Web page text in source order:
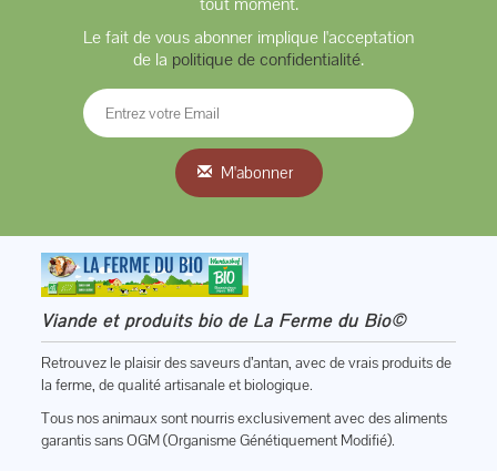
Le fait de vous abonner implique l'acceptation
de la politique de confidentialité.
M'abonner
Viande et produits bio de La Ferme du Bio©
Retrouvez le plaisir des saveurs d’antan, avec de vrais produits de
la ferme, de qualité artisanale et biologique.
Tous nos animaux sont nourris exclusivement avec des aliments
garantis sans OGM (Organisme Génétiquement Modifié).